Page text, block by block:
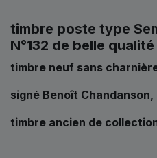
timbre poste type
N°132 de belle qualité
timbre neuf sans
signé Benoît
timbre ancien de